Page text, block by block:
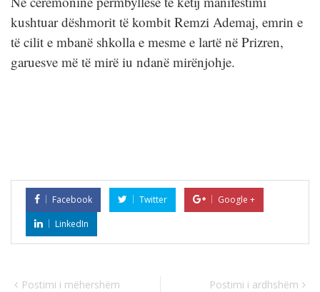
kushtuar dëshmorit të kombit Remzi Ademaj, emrin e
të cilit e mbanë shkolla e mesme e lartë në Prizren,
garuesve më të mirë iu ndanë mirënjohje.
Facebook Twitter
Google +
LinkedIn
Postimi i mëhershëm Postimi i ardhshëm